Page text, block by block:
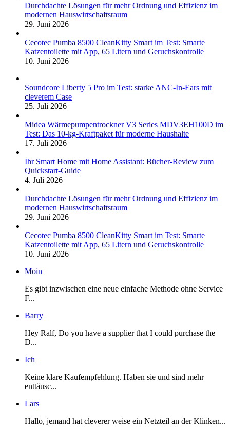
Durchdachte Lösungen für mehr Ordnung und Effizienz im
modernen Hauswirtschaftsraum
29. Juni 2026
Cecotec Pumba 8500 CleanKitty Smart im Test: Smarte
Katzentoilette mit App, 65 Litern und Geruchskontrolle
10. Juni 2026
Soundcore Liberty 5 Pro im Test: starke ANC-In-Ears mit
cleverem Case
25. Juli 2026
Midea Wärmepumpentrockner V3 Series MDV3EH100D im
Test: Das 10-kg-Kraftpaket für moderne Haushalte
17. Juli 2026
Ihr Smart Home mit Home Assistant: Bücher-Review zum
Quickstart-Guide
4. Juli 2026
Durchdachte Lösungen für mehr Ordnung und Effizienz im
modernen Hauswirtschaftsraum
29. Juni 2026
Cecotec Pumba 8500 CleanKitty Smart im Test: Smarte
Katzentoilette mit App, 65 Litern und Geruchskontrolle
10. Juni 2026
Moin
Es gibt inzwischen eine neue einfache Methode ohne Service
F...
Barry
Hey Ralf, Do you have a supplier that I could purchase the
D...
Ich
Keine klare Kaufempfehlung. Haben sie und sind mehr
enttäusc...
Lars
Hallo, jemand hat cleverer weise ein Netzteil an der Klinken...